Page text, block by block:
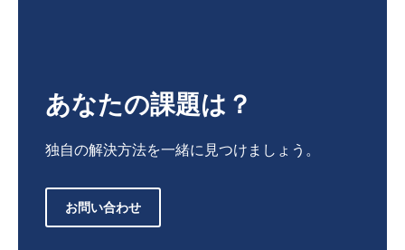
あなたの課題は？
独自の解決方法を一緒に見つけましょう。
お問い合わせ